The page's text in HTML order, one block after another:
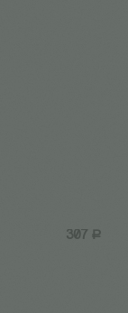
307 Р